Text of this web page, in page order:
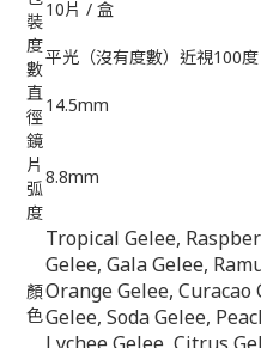
裝
10片 / 盒
度
數
平光（沒有度數）近視100
直
徑
14.5mm
鏡
片
弧
度
8.8mm
顏
色
Tropical Gelee,
Gelee, Gala Gelee,
Orange Gelee,
Gelee, Soda Gelee,